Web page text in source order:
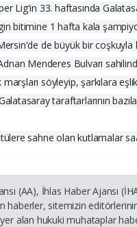
Lig'in 33. haftasında
ligin bitimine 1 hafta kala
de büyük bir coşkuyla
Menderes Bulvarı
söyleyip, şarkılara
taraftarlarının
sahne olan kutlamalar
(AA), İhlas Haber Ajansı
haberler, sitemizin
alan hukuki muhataplar